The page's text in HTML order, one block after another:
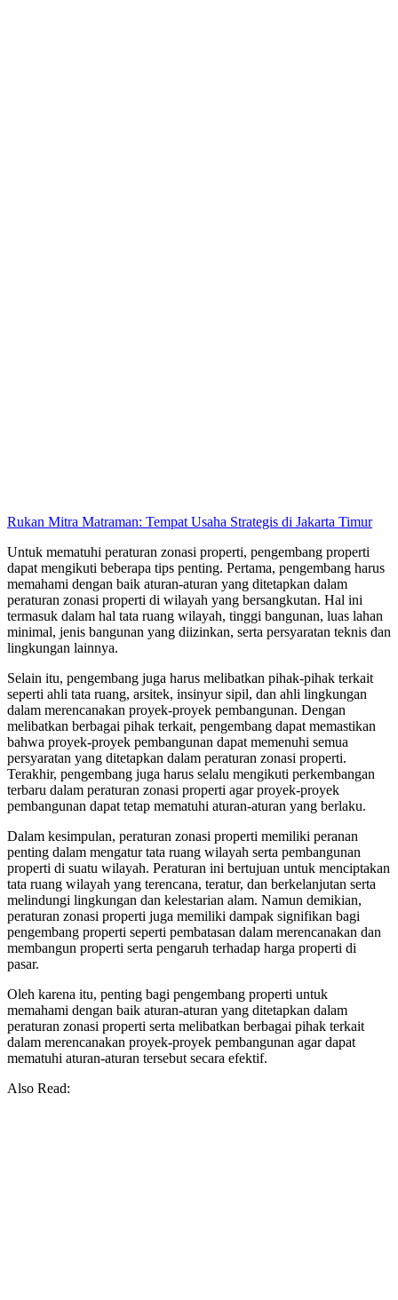
Rukan Mitra Matraman: Tempat Usaha Strategis di Jakarta Timur
Untuk mematuhi peraturan zonasi properti, pengembang properti
dapat mengikuti beberapa tips penting. Pertama, pengembang harus
memahami dengan baik aturan-aturan yang ditetapkan dalam
peraturan zonasi properti di wilayah yang bersangkutan. Hal ini
termasuk dalam hal tata ruang wilayah, tinggi bangunan, luas lahan
minimal, jenis bangunan yang diizinkan, serta persyaratan teknis dan
lingkungan lainnya.
Selain itu, pengembang juga harus melibatkan pihak-pihak terkait
seperti ahli tata ruang, arsitek, insinyur sipil, dan ahli lingkungan
dalam merencanakan proyek-proyek pembangunan. Dengan
melibatkan berbagai pihak terkait, pengembang dapat memastikan
bahwa proyek-proyek pembangunan dapat memenuhi semua
persyaratan yang ditetapkan dalam peraturan zonasi properti.
Terakhir, pengembang juga harus selalu mengikuti perkembangan
terbaru dalam peraturan zonasi properti agar proyek-proyek
pembangunan dapat tetap mematuhi aturan-aturan yang berlaku.
Dalam kesimpulan, peraturan zonasi properti memiliki peranan
penting dalam mengatur tata ruang wilayah serta pembangunan
properti di suatu wilayah. Peraturan ini bertujuan untuk menciptakan
tata ruang wilayah yang terencana, teratur, dan berkelanjutan serta
melindungi lingkungan dan kelestarian alam. Namun demikian,
peraturan zonasi properti juga memiliki dampak signifikan bagi
pengembang properti seperti pembatasan dalam merencanakan dan
membangun properti serta pengaruh terhadap harga properti di
pasar.
Oleh karena itu, penting bagi pengembang properti untuk
memahami dengan baik aturan-aturan yang ditetapkan dalam
peraturan zonasi properti serta melibatkan berbagai pihak terkait
dalam merencanakan proyek-proyek pembangunan agar dapat
mematuhi aturan-aturan tersebut secara efektif.
Also Read: